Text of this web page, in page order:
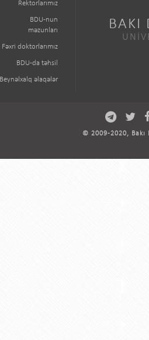
Rektorlarımız
BDU-nun
məzunları
Fəxri doktorlarımız
BDU-da təhsil
Beynəlxalq əlaqələr
BAKI
© 2009-2020,